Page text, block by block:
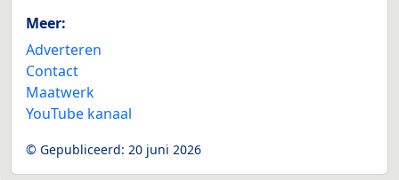
Meer:
Adverteren
Contact
Maatwerk
YouTube kanaal
© Gepubliceerd: 20 juni 2026